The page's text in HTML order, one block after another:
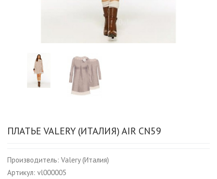
ПЛАТЬЕ VALERY (ИТАЛИЯ) AIR CN59
Производитель: Valery (Италия)
Артикул: vl000005